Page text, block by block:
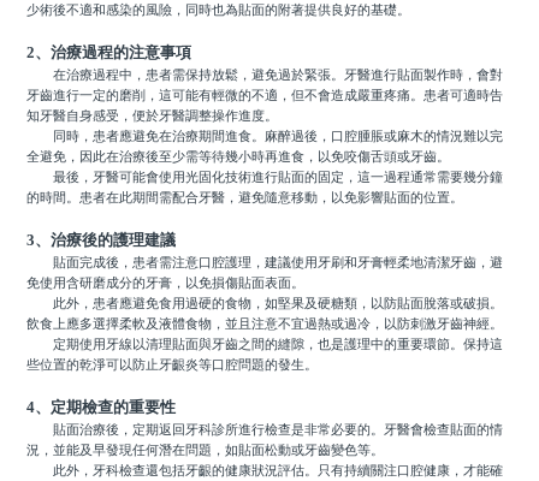
少術後不適和感染的風險，同時也為貼面的附著提供良好的基礎。
2、治療過程的注意事項
在治療過程中，患者需保持放鬆，避免過於緊張。牙醫進行貼面製作時，會對
牙齒進行一定的磨削，這可能有輕微的不適，但不會造成嚴重疼痛。患者可適時告
知牙醫自身感受，便於牙醫調整操作進度。
同時，患者應避免在治療期間進食。麻醉過後，口腔腫脹或麻木的情況難以完
全避免，因此在治療後至少需等待幾小時再進食，以免咬傷舌頭或牙齒。
最後，牙醫可能會使用光固化技術進行貼面的固定，這一過程通常需要幾分鐘
的時間。患者在此期間需配合牙醫，避免隨意移動，以免影響貼面的位置。
3、治療後的護理建議
貼面完成後，患者需注意口腔護理，建議使用牙刷和牙膏輕柔地清潔牙齒，避
免使用含研磨成分的牙膏，以免損傷貼面表面。
此外，患者應避免食用過硬的食物，如堅果及硬糖類，以防貼面脫落或破損。
飲食上應多選擇柔軟及液體食物，並且注意不宜過熱或過冷，以防刺激牙齒神經。
定期使用牙線以清理貼面與牙齒之間的縫隙，也是護理中的重要環節。保持這
些位置的乾淨可以防止牙齦炎等口腔問題的發生。
4、定期檢查的重要性
貼面治療後，定期返回牙科診所進行檢查是非常必要的。牙醫會檢查貼面的情
況，並能及早發現任何潛在問題，如貼面松動或牙齒變色等。
此外，牙科檢查還包括牙齦的健康狀況評估。只有持續關注口腔健康，才能確